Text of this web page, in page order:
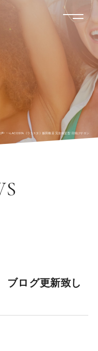
声･･･-LACOSTA《ラコスタ》飯田橋店 完全個室型 日焼けサロン
ログ更新致し
menu